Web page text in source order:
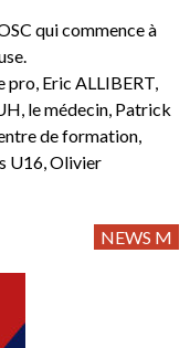
qui commence à
pro, Eric ALLIBERT,
le médecin, Patrick
de formation,
U16, Olivier
NEWS M